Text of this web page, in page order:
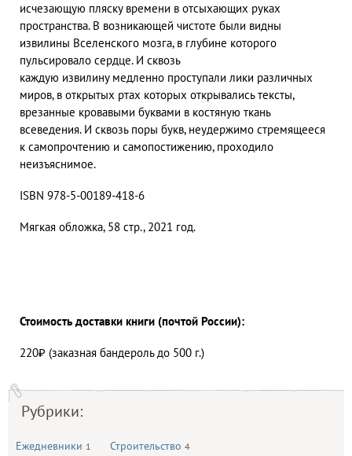
Рубрики:
Ежедневники 1 Строительство 4
исчезающую пляску времени в отсыхающих руках
пространства. В возникающей чистоте были видны
извилины Вселенского мозга, в глубине которого
пульсировало сердце. И сквозь
каждую извилину медленно проступали лики различных
миров, в открытых ртах которых открывались тексты,
врезанные кровавыми буквами в костяную ткань
всеведения. И сквозь поры букв, неудержимо стремящееся
к самопрочтению и самопостижению, проходило
неизъяснимое.
ISBN 978-5-00189-418-6
Мягкая обложка, 58 стр., 2021 год.
Стоимость доставки книги (почтой России):
220₽ (заказная бандероль до 500 г.)